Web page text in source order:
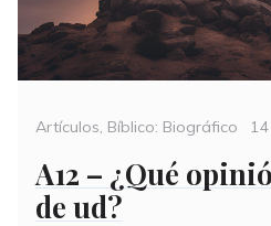
Categories
Artículos, Bíblico: Biográfico
A12 – ¿Qué
de ud?